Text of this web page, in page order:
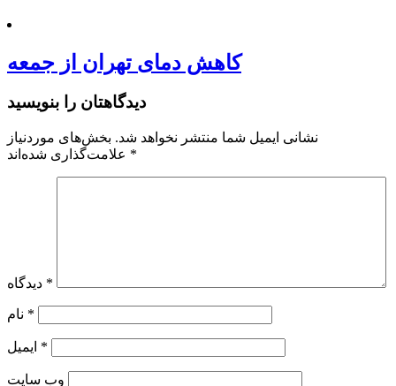
کاهش دمای تهران از جمعه
دیدگاهتان را بنویسید
نشانی ایمیل شما منتشر نخواهد شد. بخش‌های موردنیاز
*
*
*
*
وب‌ سایت